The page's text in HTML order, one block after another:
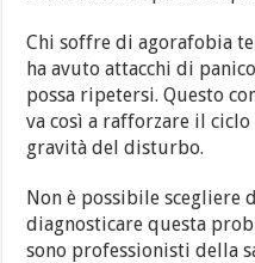
Chi soffre di agorafobia
ha avuto attacchi di
possa ripetersi. Questo
va così a rafforzare il ciclo
gravità del disturbo.
Non è possibile scegliere
diagnosticare questa
sono professionisti della